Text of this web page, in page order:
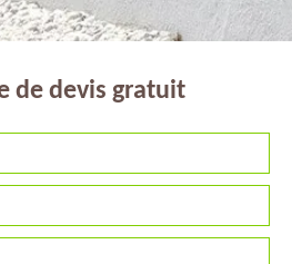
de devis gratuit